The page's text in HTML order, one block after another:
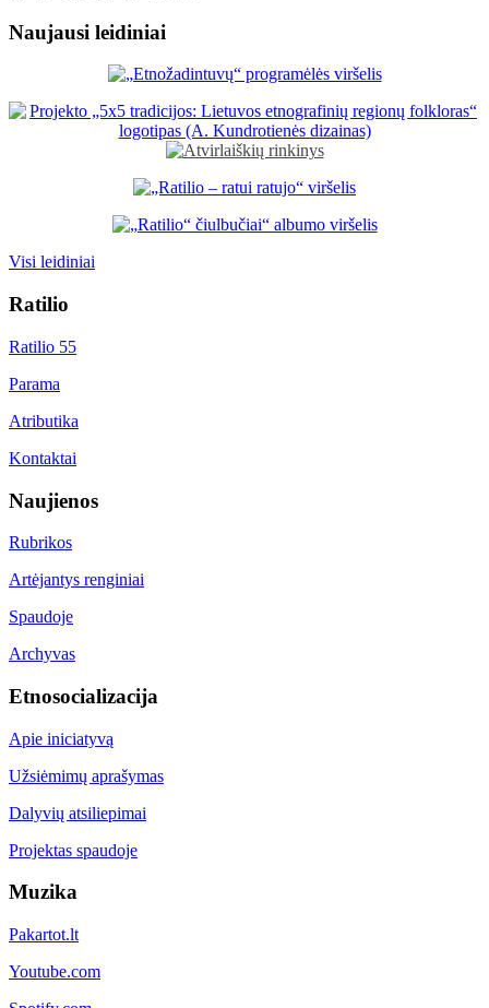
Naujausi leidiniai
Visi leidiniai
Ratilio
Ratilio 55
Parama
Atributika
Kontaktai
Naujienos
Rubrikos
Artėjantys renginiai
Spaudoje
Archyvas
Etnosocializacija
Apie iniciatyvą
Užsiėmimų aprašymas
Dalyvių atsiliepimai
Projektas spaudoje
Muzika
Pakartot.lt
Youtube.com